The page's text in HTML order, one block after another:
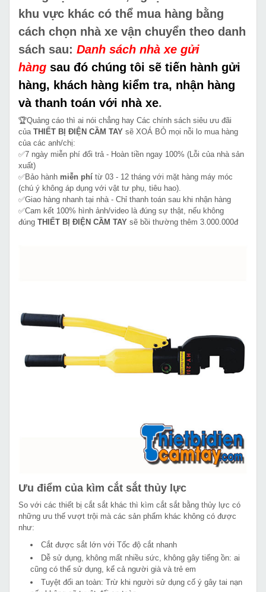
khu vực khác có thể mua hàng bằng
cách chọn nhà xe vận chuyển theo danh
sách sau: Danh sách nhà xe gửi
hàng sau đó chúng tôi sẽ tiến hành gửi
hàng, khách hàng kiểm tra, nhận hàng
và thanh toán với nhà xe.
🏆Quảng cáo thì ai nói chẳng hay Các chính sách siêu ưu đãi
của THIẾT BỊ ĐIỆN CẦM TAY sẽ XOÁ BỎ mọi nỗi lo mua hàng
của các anh/chị:
✅7 ngày miễn phí đổi trả - Hoàn tiền ngay 100% (Lỗi của nhà sản
xuất)
✅Bảo hành miễn phí từ 03 - 12 tháng với mặt hàng máy móc
(chú ý không áp dụng với vật tư phụ, tiêu hao).
✅Giao hàng nhanh tại nhà - Chỉ thanh toán sau khi nhận hàng
✅Cam kết 100% hình ảnh/video là đúng sự thật, nếu không
đúng THIẾT BỊ ĐIỆN CẦM TAY sẽ bồi thường thêm 3.000.000đ
Ưu điểm của kìm cắt sắt thủy lực
So với các thiết bị cắt sắt khác thì kìm cắt sắt bằng thủy lực có
những ưu thế vượt trội mà các sản phẩm khác không có được
như:
Cắt được sắt lớn với Tốc độ cắt nhanh
Dễ sử dụng, không mất nhiều sức, không gây tiếng ồn: ai
cũng có thể sử dụng, kể cả người già và trẻ em
Tuyệt đối an toàn: Trừ khi người sử dụng cố ý gây tai nạn